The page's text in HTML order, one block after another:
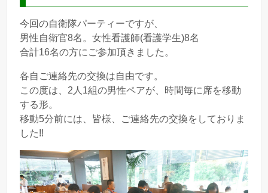
今回の自衛隊パーティーですが、
男性自衛官8名。女性看護師(看護学生)8名
合計16名の方にご参加頂きました。
各自ご連絡先の交換は自由です。
この度は、 2 人 1組の男性ペアが、時間毎に席を移動
する形。
移動5分前には、皆様、ご連絡先の交換をしておりま
した!!